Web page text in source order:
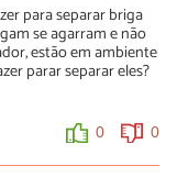
para separar briga
se agarram e não
estão em ambiente
parar separar eles?
0 0